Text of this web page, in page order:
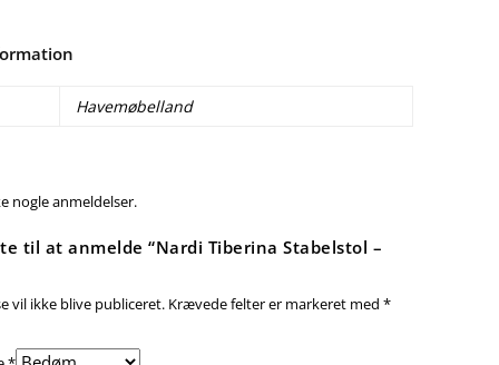
Havemøbelland
nogle anmeldelser.
til at anmelde “Nardi Tiberina Stabelstol –
vil ikke blive publiceret. Krævede felter er markeret med*